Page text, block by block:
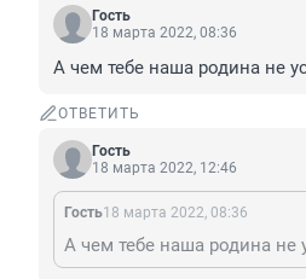
Гость
18 марта 2022, 08:36
А чем тебе наша родина не
ОТВЕТИТЬ
Гость
18 марта 2022, 12:46
Гость18 марта 2022, 08:36
А чем тебе наша родина не